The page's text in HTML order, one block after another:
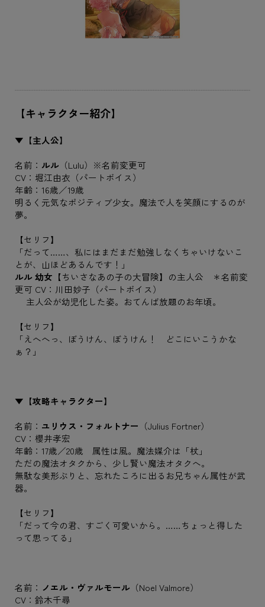
【キャラクター紹介】
▼【主人公】
名前： ルル （Lulu）※名前変更可
CV：堀江由衣（パートボイス）
年齢：16歳／19歳
明るく元気なポジティブ少女。魔法で人を笑顔にするのが
夢。
【セリフ】
「だって……、私にはまだまだ勉強しなくちゃいけないこ
とが、山ほどあるんです！」
ルル 幼女 【ちいさなあの子の大冒険】の主人公 ＊名前変
更可 CV：川田妙子（パートボイス）
主人公が幼児化した姿。おてんば放題のお年頃。
【セリフ】
「えへへっ、ぼうけん、ぼうけん！ どこにいこうかな
ぁ？」
▼【攻略キャラクター】
名前： ユリウス・フォルトナー （Julius Fortner）
CV：櫻井孝宏
年齢：17歳／20歳 属性は風。魔法媒介は「杖」
ただの魔法オタクから、少し賢い魔法オタクへ。
無駄な美形ぶりと、忘れたころに出るお兄ちゃん属性が武
器。
【セリフ】
「だって今の君、すごく可愛いから。……ちょっと得した
って思ってる」
名前： ノエル・ヴァルモール （Noel Valmore）
CV：鈴木千尋